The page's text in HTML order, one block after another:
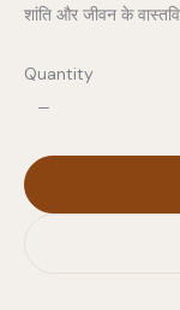
शांति और जीवन के
Quantity